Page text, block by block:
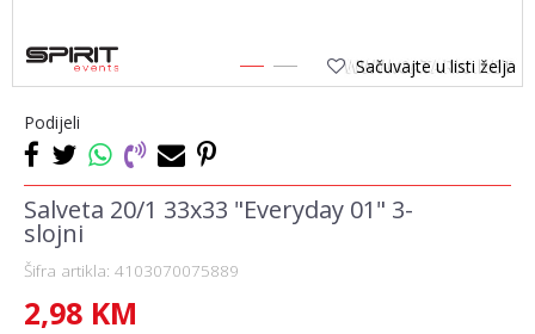
1 2 Sačuvajte u listi želja
Podijeli
Salveta 20/1 33x33 "Everyday 01" 3-
slojni
Šifra artikla: 4103070075889
2,98 KM